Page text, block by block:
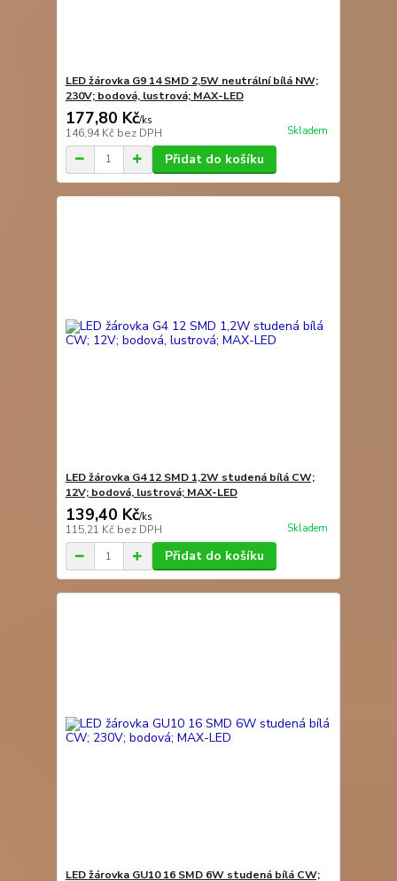
LED žárovka G9 14 SMD 2,5W neutrální bílá NW;
230V; bodová, lustrová; MAX-LED
177,80 Kč/ks
146,94 Kč bez DPH Skladem
Přidat do košíku
LED žárovka G4 12 SMD 1,2W studená bílá CW;
12V; bodová, lustrová; MAX-LED
139,40 Kč/ks
115,21 Kč bez DPH Skladem
Přidat do košíku
LED žárovka GU10 16 SMD 6W studená bílá CW;